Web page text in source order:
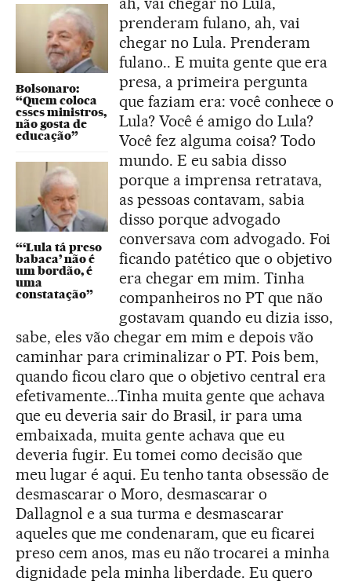
Bolsonaro:
“Quem coloca
esses ministros,
não gosta de
educação”
“‘Lula tá preso
babaca’ não é
um bordão, é
uma
constatação”
prenderam fulano, ah, vai
chegar no Lula. Prenderam
fulano.. E muita gente que era
presa, a primeira pergunta
que faziam era: você conhece o
Lula? Você é amigo do Lula?
Você fez alguma coisa? Todo
mundo. E eu sabia disso
porque a imprensa retratava,
as pessoas contavam, sabia
disso porque advogado
conversava com advogado. Foi
ficando patético que o objetivo
era chegar em mim. Tinha
companheiros no PT que não
gostavam quando eu dizia isso,
sabe, eles vão chegar em mim e depois vão
caminhar para criminalizar o PT. Pois bem,
quando ficou claro que o objetivo central era
efetivamente...Tinha muita gente que achava
que eu deveria sair do Brasil, ir para uma
embaixada, muita gente achava que eu
deveria fugir. Eu tomei como decisão que
meu lugar é aqui. Eu tenho tanta obsessão de
desmascarar o Moro, desmascarar o
Dallagnol e a sua turma e desmascarar
aqueles que me condenaram, que eu ficarei
preso cem anos, mas eu não trocarei a minha
dignidade pela minha liberdade. Eu quero